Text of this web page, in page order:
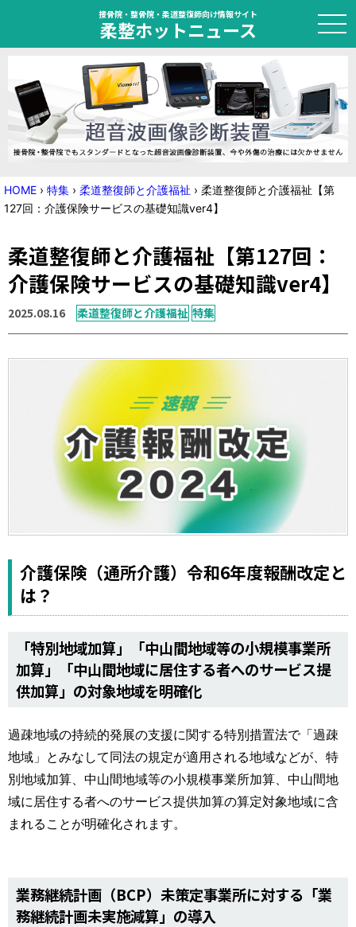
接骨院・整骨院・柔道整復師向け情報サイト
柔整ホットニュース
HOME
トピック
ニュース
国家試験対策
学会・セミナー情報
運営元 お問い合わせ
HOME › 特集 › 柔道整復師と介護福祉 › 柔道整復師と介護福祉【第
127回：介護保険サービスの基礎知識ver4】
柔道整復師と介護福祉【第127回：
介護保険サービスの基礎知識ver4】
2025.08.16 柔道整復師と介護福祉 特集
介護保険（通所介護）令和6年度報酬改定と
は？
「特別地域加算」「中山間地域等の小規模事業所
加算」「中山間地域に居住する者へのサービス提
供加算」の対象地域を明確化
過疎地域の持続的発展の支援に関する特別措置法で「過疎
地域」とみなして同法の規定が適用される地域などが、特
別地域加算、中山間地域等の小規模事業所加算、中山間地
域に居住する者へのサービス提供加算の算定対象地域に含
まれることが明確化されます。
業務継続計画（BCP）未策定事業所に対する「業
務継続計画未実施減算」の導入